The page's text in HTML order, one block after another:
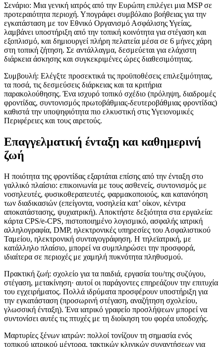
Σενάριο: Μια γενική ιατρός από την Ευρώπη επιλέγει μια MSP σε
προτεραιότητα περιοχή. Υπογράφει συμβόλαιο βοήθειας για την
εγκατάσταση με τον Εθνικό Οργανισμό Ασφάλισης Υγείας,
λαμβάνει υποστήριξη από την τοπική κοινότητα για στέγαση και
εξοπλισμό, και δημιουργεί πλήρη πελατεία μέσα σε 6 μήνες χάρη
στη τοπική ζήτηση. Σε αντάλλαγμα, δεσμεύεται για ελάχιστη
διάρκεια άσκησης και συγκεκριμένες ώρες διαθεσιμότητας.
Συμβουλή: Ελέγξτε προσεκτικά τις προϋποθέσεις επιλεξιμότητας,
τα ποσά, τις δεσμεύσεις διάρκειας και τα κριτήρια
παρακολούθησης. Ένα ισχυρό τοπικό σχέδιο (πρόληψη, διαδρομές
φροντίδας, συντονισμός πρωτοβάθμιας-δευτεροβάθμιας φροντίδας)
καθιστά την υποψηφιότητα πιο ελκυστική στις Υγειονομικές
Περιφέρειες και τους αιρετούς.
Επαγγελματική ένταξη και καθημερινή
ζωή
Η ποιότητα της φροντίδας εξαρτάται επίσης από την ένταξη στο
γαλλικό πλαίσιο: επικοινωνία με τους ασθενείς, συντονισμός με
νοσηλευτές, φυσικοθεραπευτές, φαρμακοποιούς, και κατανόηση
των διαδικασιών (επείγοντα, νοσηλεία κατ’ οίκον, κέντρα
αποκατάστασης, ψυχιατρική). Αποκτήστε δεξιότητα στα εργαλεία:
κάρτα CPS/e-CPS, πιστοποιημένο λογισμικό, ασφαλής ιατρική
αλληλογραφία, DMP, ηλεκτρονικές υπηρεσίες του Ασφαλιστικού
Ταμείου, ηλεκτρονική συνταγογράφηση. Η τηλεϊατρική, με
κατάλληλο πλαίσιο, μπορεί να συμπληρώσει την προσφορά,
ιδιαίτερα σε περιοχές με χαμηλή πυκνότητα πληθυσμού.
Πρακτική ζωή: σχολείο για τα παιδιά, εργασία του/της συζύγου,
στέγαση, μετακίνηση· αυτοί οι παράγοντες επηρεάζουν την επιτυχία
του εγχειρήματος. Πολλά ιδρύματα προσφέρουν υποστήριξη για
την εγκατάσταση (προσωρινή στέγαση, αναζήτηση σχολείου,
γλωσσική ένταξη). Ένα ιατρικό γραφείο προσλήψεων μπορεί να
συντονίσει αυτές τις πτυχές με τη διοίκηση του φορέα υποδοχής.
Μαρτυρίες ξένων ιατρών: πολλοί τονίζουν τη σημασία ενός
τοπικού ιατρικού μέντορα, τακτικών κλινικών συναντήσεων για